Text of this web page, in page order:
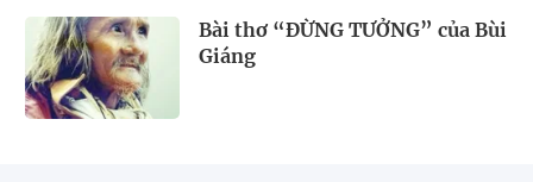
Bài thơ “ĐỪNG TƯỞNG” của Bùi
Giáng